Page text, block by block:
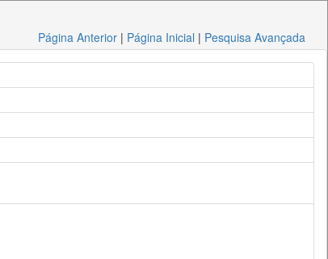
Página Anterior | Página Inicial | Pesquisa Avançada